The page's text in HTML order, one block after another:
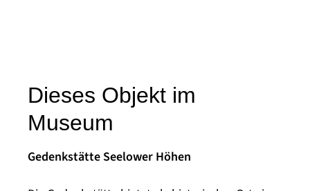
Dieses Objekt im
Museum
Gedenkstätte Seelower Höhen